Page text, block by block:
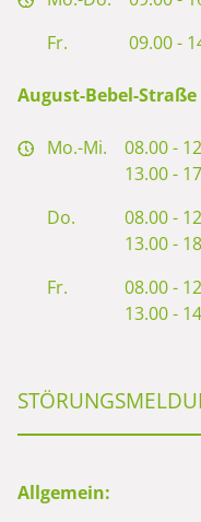
Fr.
09.00 -
August-Bebel-Straße
Mo.-Mi. 08.00 -
13.00 -
Do.
08.00 -
13.00 -
Fr.
08.00 -
13.00 -
Allgemein: